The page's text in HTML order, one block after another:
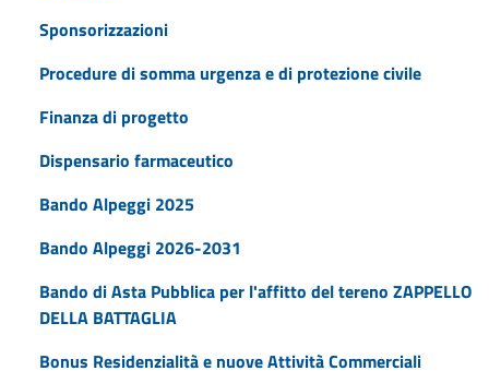
Sponsorizzazioni
Procedure di somma urgenza e di protezione civile
Finanza di progetto
Dispensario farmaceutico
Bando Alpeggi 2025
Bando Alpeggi 2026-2031
Bando di Asta Pubblica per l'affitto del tereno ZAPPELLO
DELLA BATTAGLIA
Bonus Residenzialità e nuove Attività Commerciali